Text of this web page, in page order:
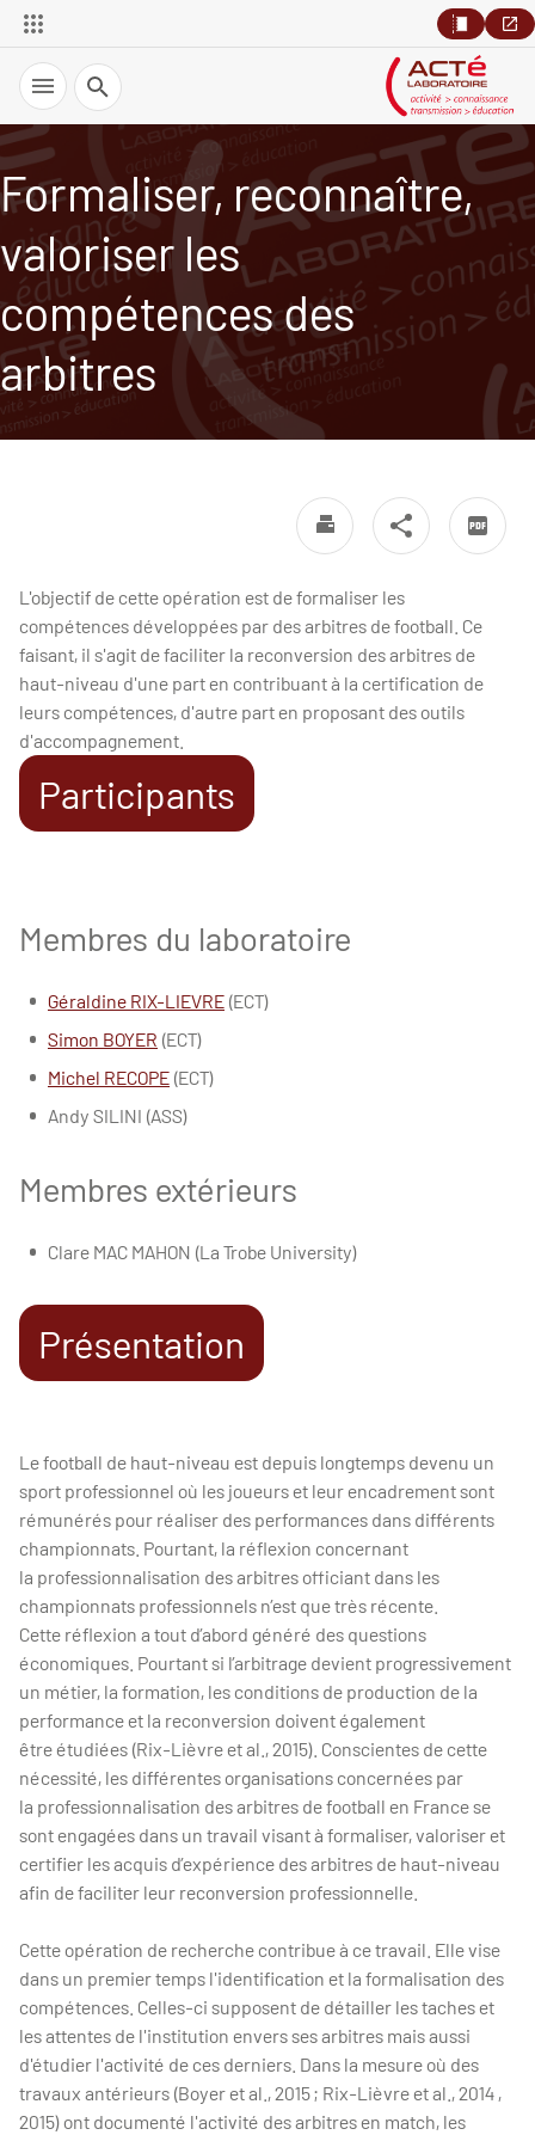
Recherche
Formaliser, reconnaître,
valoriser les
compétences des
arbitres
L'objectif de cette opération est de formaliser les
compétences développées par des arbitres de football. Ce
faisant, il s'agit de faciliter la reconversion des arbitres de
haut-niveau d'une part en contribuant à la certification de
leurs compétences, d'autre part en proposant des outils
d'accompagnement.
Participants
Membres du laboratoire
Géraldine RIX-LIEVRE (ECT)
Simon BOYER (ECT)
Michel RECOPE (ECT)
Andy SILINI (ASS)
Membres extérieurs
Clare MAC MAHON (La Trobe University)
Présentation
Le football de haut-niveau est depuis longtemps devenu un
sport professionnel où les joueurs et leur encadrement sont
rémunérés pour réaliser des performances dans différents
championnats. Pourtant, la réflexion concernant
la professionnalisation des arbitres officiant dans les
championnats professionnels n’est que très récente.
Cette réflexion a tout d’abord généré des questions
économiques. Pourtant si l’arbitrage devient progressivement
un métier, la formation, les conditions de production de la
performance et la reconversion doivent également
être étudiées (Rix-Lièvre et al., 2015). Conscientes de cette
nécessité, les différentes organisations concernées par
la professionnalisation des arbitres de football en France se
sont engagées dans un travail visant à formaliser, valoriser et
certifier les acquis d’expérience des arbitres de haut-niveau
afin de faciliter leur reconversion professionnelle.
Cette opération de recherche contribue à ce travail. Elle vise
dans un premier temps l'identification et la formalisation des
compétences. Celles-ci supposent de détailler les taches et
les attentes de l'institution envers ses arbitres mais aussi
d'étudier l'activité de ces derniers. Dans la mesure où des
travaux antérieurs (Boyer et al., 2015 ; Rix-Lièvre et al., 2014 ,
2015) ont documenté l'activité des arbitres en match, les